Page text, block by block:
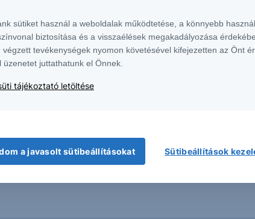
is láthatunk idén?
Pekingben a következő gazdaságélénkítési
piac
sütiket használ a weboldalak működtetése, a könnyebb
biztosítása és a visszaélések megakadályozása
végzett tevékenységek nyomon követésével kifejezetten az Önt
üzenetet juttathatunk el Önnek.
tájékoztató letöltése
a javasolt sütibeállításokat Sütibeállítások